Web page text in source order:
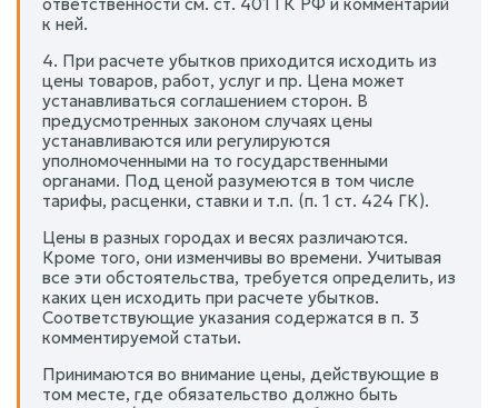
к ней.
4. При расчете убытков приходится исходить из
цены товаров, работ, услуг и пр. Цена может
устанавливаться соглашением сторон. В
предусмотренных законом случаях цены
устанавливаются или регулируются
уполномоченными на то государственными
органами. Под ценой разумеются в том числе
тарифы, расценки, ставки и т.п. (п. 1 ст. 424 ГК).
Цены в разных городах и весях различаются.
Кроме того, они изменчивы во времени. Учитывая
все эти обстоятельства, требуется определить, из
каких цен исходить при расчете убытков.
Соответствующие указания содержатся в п. 3
комментируемой статьи.
Принимаются во внимание цены, действующие в
том месте, где обязательство должно быть